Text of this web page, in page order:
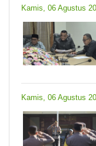
Kamis, 06 Agustus
Kamis, 06 Agustus